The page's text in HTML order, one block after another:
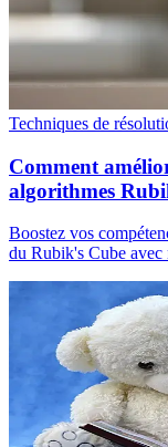
Techniques de
Comment
algorithmes
Boostez vos
du Rubik's Cube avec